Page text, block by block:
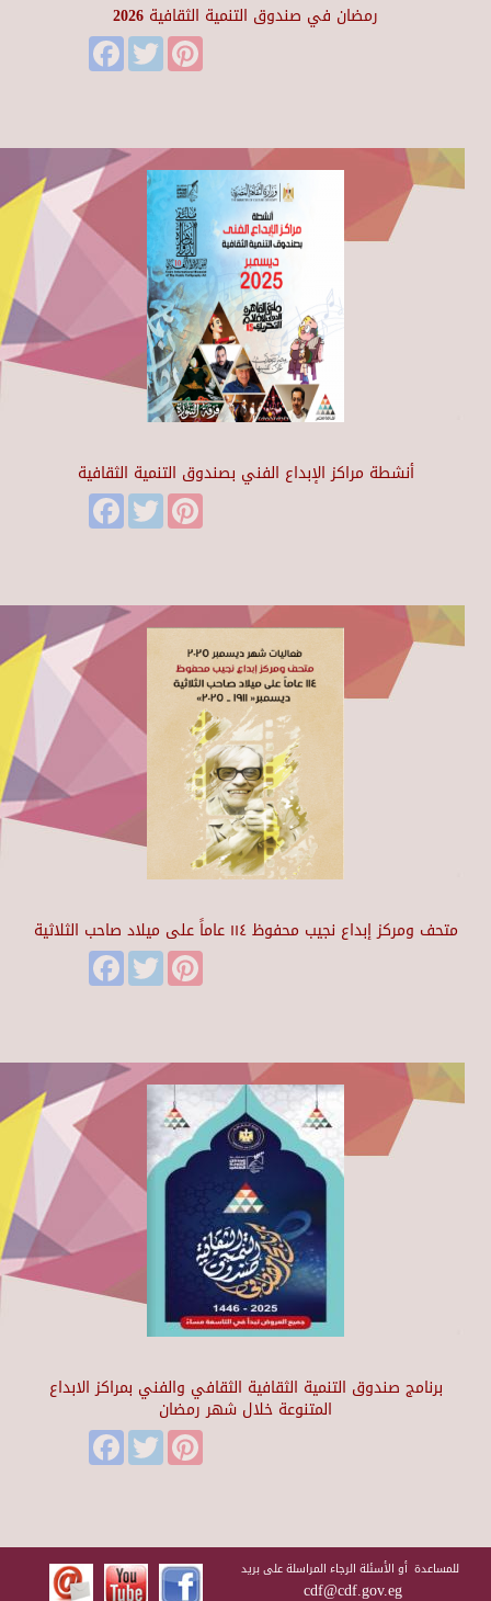
رمضان في صندوق التنمية الثقافية 2026
FacebookTwitter
أنشطة مراكز الإبداع الفني بصندوق التنمية الثقافية
FacebookTwitter
متحف ومركز إبداع نجيب محفوظ ١١٤ عاماً على ميلاد صاحب الثلاثية
FacebookTwitter
برنامج صندوق التنمية الثقافية الثقافي والفني بمراكز الابداع
المتنوعة خلال شهر رمضان
FacebookTwitter
للمساعدة أو الأسئلة الرجاء المراسلة على بريد
cdf@cdf.gov.eg